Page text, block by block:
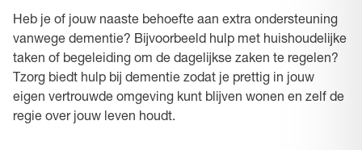
Heb je of jouw naaste behoefte aan extra ondersteuning
vanwege dementie? Bijvoorbeeld hulp met huishoudelijke
taken of begeleiding om de dagelijkse zaken te regelen?
Tzorg biedt hulp bij dementie zodat je prettig in jouw
eigen vertrouwde omgeving kunt blijven wonen en zelf de
regie over jouw leven houdt.